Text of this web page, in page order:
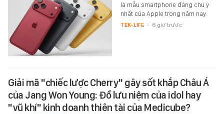
là mẫu smartphone đáng chú ý
nhất của Apple trong năm nay.
TEK-LIFE - 6 giờ trước
Giải mã "chiếc lược Cherry" gây sốt khắp Châu Á
của Jang Won Young: Đồ lưu niệm của idol hay
"vũ khí" kinh doanh thiên tài của Medicube?